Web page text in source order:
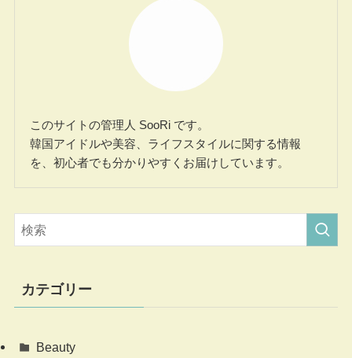
このサイトの管理人 SooRi です。
韓国アイドルや美容、ライフスタイルに関する情報
を、初心者でも分かりやすくお届けしています。
カテゴリー
Beauty